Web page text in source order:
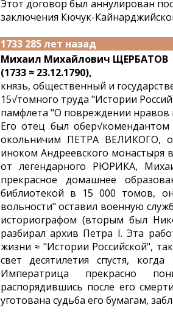
Этот договор был аннулирован
заключения Кючук-
1733 285 лет назад
Михаил Михайлович ЩЕРБАТОВ
(1733 ≈ 23.12.1790),
князь, общественный и
15√томного труда "Истории
памфлета "О повреждении нравов
Его отец был
окольничим ПЕТРА ВЕЛИКОГО,
иноком Андреевского монастыря
от легендарного РЮРИКА,
прекрасное домашнее
библиотекой в 15 000 томов,
вольности" оставил военную
историографом (вторым был
разбирал архив Петра I. Эта
жизни ≈ "Истории Российской",
свет десятилетия спустя,
Императрица прекрасно
распорядившись после его
уготована судьба его бумагам,